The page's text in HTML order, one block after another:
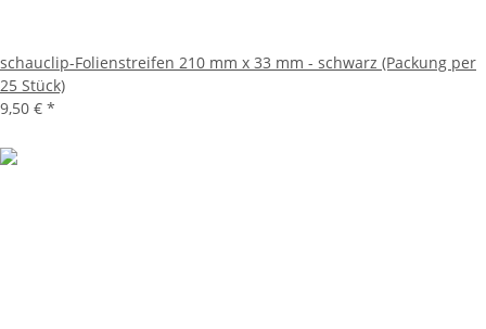
schauclip-Folienstreifen 210 mm x 33 mm - schwarz (Packung per
25 Stück)
9,50 € *